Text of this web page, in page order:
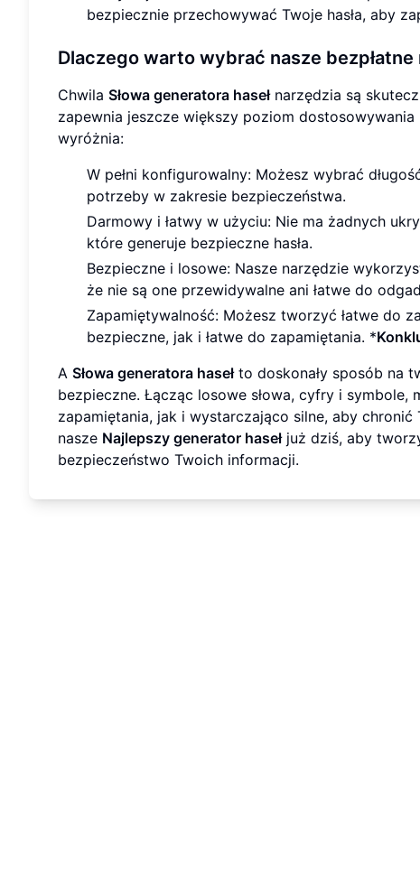
bezpiecznie przechowywać Twoje hasła, aby
Dlaczego warto wybrać nasze
Chwila Słowa generatora hasełnarzędzia są
zapewnia jeszcze większy poziom
wyróżnia:
W pełni konfigurowalny: Możesz wybrać
potrzeby w zakresie bezpieczeństwa.
Darmowy i łatwy w użyciu: Nie ma żadnych
które generuje bezpieczne hasła.
Bezpieczne i losowe: Nasze narzędzie
że nie są one przewidywalne ani łatwe do
Zapamiętywalność: Możesz tworzyć łatwe do
bezpieczne, jak i łatwe do zapamiętania. *
A Słowa generatora hasełto doskonały sposób na
bezpieczne. Łącząc losowe słowa, cyfry i symbole,
zapamiętania, jak i wystarczająco silne, aby
nasze Najlepszy generator hasełjuż dziś, aby
bezpieczeństwo Twoich informacji.